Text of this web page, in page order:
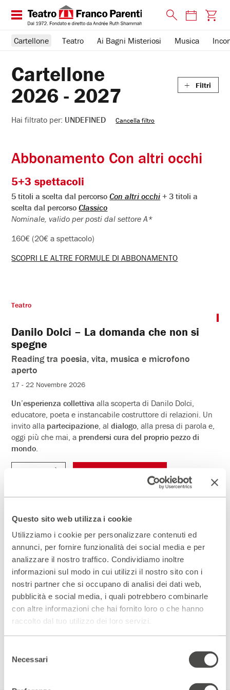
Questo sito web utilizza i cookie
Utilizziamo i cookie per personalizzare contenuti ed
annunci, per fornire funzionalità dei social media e per
analizzare il nostro traffico. Condividiamo inoltre
informazioni sul modo in cui utilizzi il nostro sito con i
nostri partner che si occupano di analisi dei dati web,
pubblicità e social media, i quali potrebbero combinarle
con altre informazioni che hai fornito loro o che hanno
raccolto dal tuo utilizzo dei loro servizi.
delNecessari
Cartellone Teatro Ai Bagni Misteriosi Musica
Cartellone
2026 - 2027
Filtri
Chiudi
Filtri
TIPO DI EVENTO
Teatro
Incontri e Libri
Piccoli Parenti
Musica
Ai Bagni Misteriosi
La Grande Età, insieme
Promo Estate
Hai filtrato per: UNDEFINED Cancella filtro
Hai
per:
Abbonamento Con altri occhi
5+3 spettacoli
5 titoli a scelta dal percorsoCon altri occhi + 3 titoli a
scelta dal percorsoClassico
Nominale, valido per posti dal settore A*
160€ (20€ a spettacolo)
SCOPRI LE ALTRE FORMULE DI ABBONAMENTO
Teatro
Danilo Dolci – La domanda che non si
spegne
Reading tra poesia, vita, musica e microfono
educatore, poeta e instancabile costruttore di relazioni. Un
invito allapartecipazione, aldialogo, alla presa di parola e,
oggi più che mai, aprendersi cura del proprio pezzo di
mondo.
SCOPRI DI PIÙ PRENOTA IN ABBONAMENTO
Teatro